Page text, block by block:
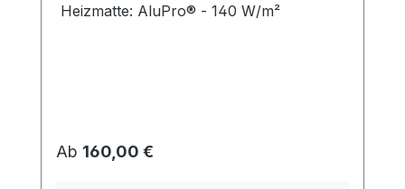
Heizmatte: AluPro® - 140 W/m²
Regulärer Preis:
Ab 160,00 €